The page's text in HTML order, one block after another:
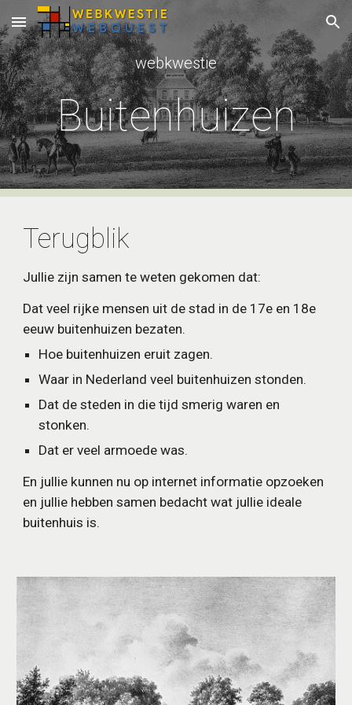
Skip to main content Skip to navigation
webkwestie
Buitenhuizen
Terugblik
Jullie zijn samen te weten gekomen dat:
Dat veel rijke mensen uit de stad in de 17e en 18e
eeuw buitenhuizen bezaten.
Hoe buitenhuizen eruit zagen.
Waar in Nederland veel buitenhuizen stonden.
Dat de steden in die tijd smerig waren en
stonken.
Dat er veel armoede was.
En jullie kunnen nu op internet informatie opzoeken
en jullie hebben samen bedacht wat jullie ideale
buitenhuis is.